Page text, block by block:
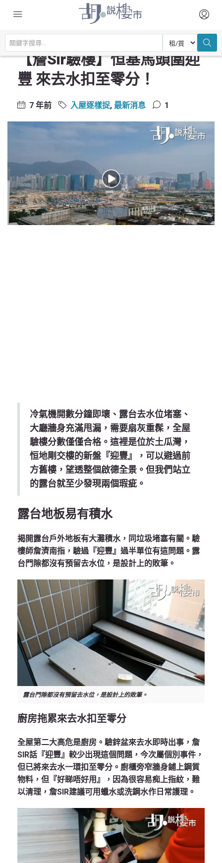
主頁
入屋逐樣捉
【詹Sir驗樓】恒基馬頭圍迎豐 來去水扣至零分！
【詹Sir驗樓】恒基馬頭圍迎
豐 來去水扣至零分！
7 年前 入屋逐樣捉, 最新消息 1
冷氣機開數分鐘即壞、露台去水位堵塞、
大廳牆身充滿甩漏，需要扇灰重髹，全屋
驗樓分數僅僅合格。這裡是位於土瓜灣，
恒地剛交樓的新盤『迎豐』，可以避過前
方舊樓，望透整個啟德全景。但我們站立
的露台就至少發現兩個瑕疵。
露台地板易有積水
揭開露台戶外地板有大灘積水，同垃圾堵塞有關。驗
樓師詹濟南指，驗過『迎豐』過半單位有這問題。露
台門隙都沒有預留去水位，是設計上的敗筆。
露台門隙都沒有預留去水位，是設計上的敗筆。
廚房拖累來去水扣至零分
全屋第二大高危是廚房。驗鋅盆來去水即時出事，詹
SIR話『迎豐』較少出現這個問題，今次屬個別事件，
但已將來去水一環扣至零分。廚櫃旁窄牆身鋪上鋼質
物料，但『好睇唔好用』，因為很容易痴上指紋，難
以清理，詹SIR建議可用蠟水或洗鋼水作日常護理。